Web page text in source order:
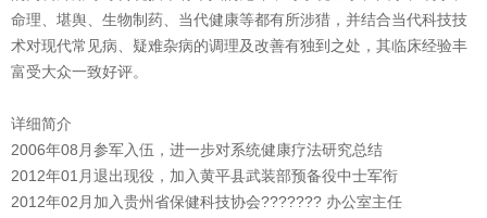
命理、堪舆、生物制药、当代健康等都有所涉猎，并结合当代科技技
术对现代常见病、疑难杂病的调理及改善有独到之处，其临床经验丰
富受大众一致好评。
详细简介
2006年08月参军入伍，进一步对系统健康疗法研究总结
2012年01月退出现役，加入黄平县武装部预备役中士军衔
2012年02月加入贵州省保健科技协会??????? 办公室主任